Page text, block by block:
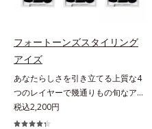
フォートーンズスタイリング
アイズ
あなたらしさを引き立てる上質な4
つのレイヤーで幾通りもの旬なアイ
メイクが叶う。上質なテクスチャー
と多様なカラーリングで、似合うを
税込2,200円